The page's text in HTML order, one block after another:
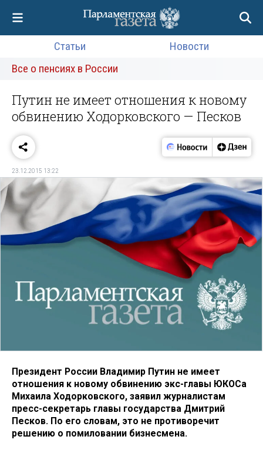
Статьи
Новости
Все о пенсиях в России
Путин не имеет отношения к новому
обвинению Ходорковского — Песков
23.12.2015 13:22
Президент России Владимир Путин не имеет
отношения к новому обвинению экс-главы ЮКОСа
Михаила Ходорковского, заявил журналистам
пресс-секретарь главы государства Дмитрий
Песков. По его словам, это не противоречит
решению о помиловании бизнесмена.